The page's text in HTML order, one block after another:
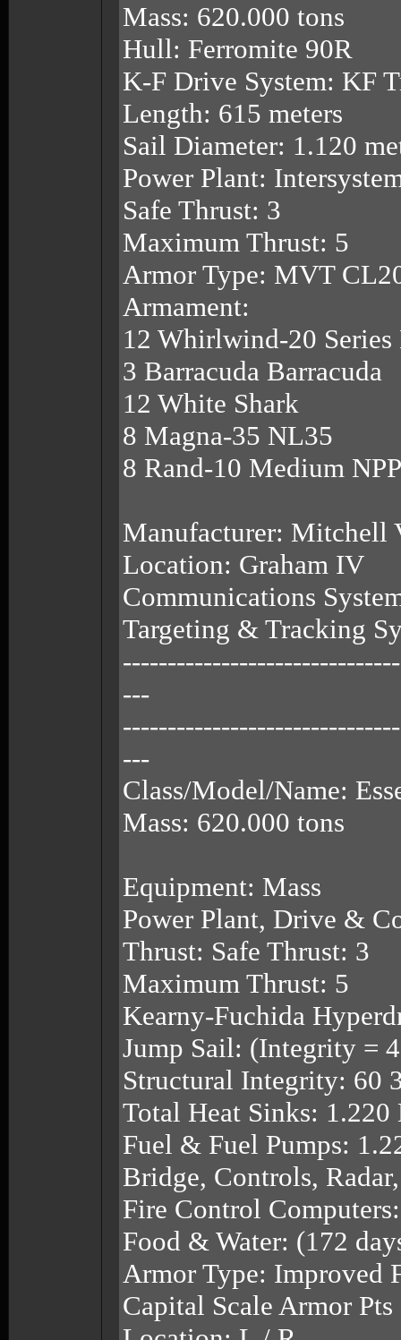
Mass: 620.000 tons
Hull: Ferromite 90R
K-F Drive System: KF
Length: 615 meters
Sail Diameter: 1.120
Power Plant:
Safe Thrust: 3
Maximum Thrust: 5
Armor Type: MVT
Armament:
12 Whirlwind-20
3 Barracuda Barracuda
12 White Shark
8 Magna-35 NL35
8 Rand-10 Medium
Manufacturer: Mitchell
Location: Graham IV
Communications
Targeting & Tracking
---
---
Class/Model/Name:
Mass: 620.000 tons
Equipment: Mass
Power Plant, Drive &
Thrust: Safe Thrust: 3
Maximum Thrust: 5
Kearny-Fuchida
Jump Sail: (Integrity =
Structural Integrity: 60
Total Heat Sinks:
Fuel & Fuel Pumps:
Bridge, Controls,
Fire Control
Food & Water: (172
Armor Type: Improved
Capital Scale Armor Pts